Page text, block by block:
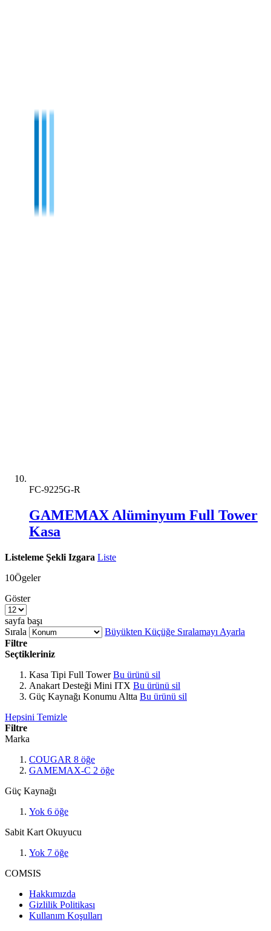
FC-9225G-R
GAMEMAX Alüminyum Full Tower
Kasa
Listeleme Şekli Izgara Liste
10Ögeler
Göster
sayfa başı
Sırala
Büyükten Küçüğe Sıralamayı Ayarla
Filtre
Seçtikleriniz
Kasa Tipi Full Tower Bu ürünü sil
Anakart Desteği Mini ITX Bu ürünü sil
Güç Kaynağı Konumu Altta Bu ürünü sil
Hepsini Temizle
Filtre
Marka
COUGAR 8 öğe
GAMEMAX-C 2 öğe
Güç Kaynağı
Yok 6 öğe
Sabit Kart Okuyucu
Yok 7 öğe
COMSIS
Hakkımızda
Gizlilik Politikası
Kullanım Koşulları